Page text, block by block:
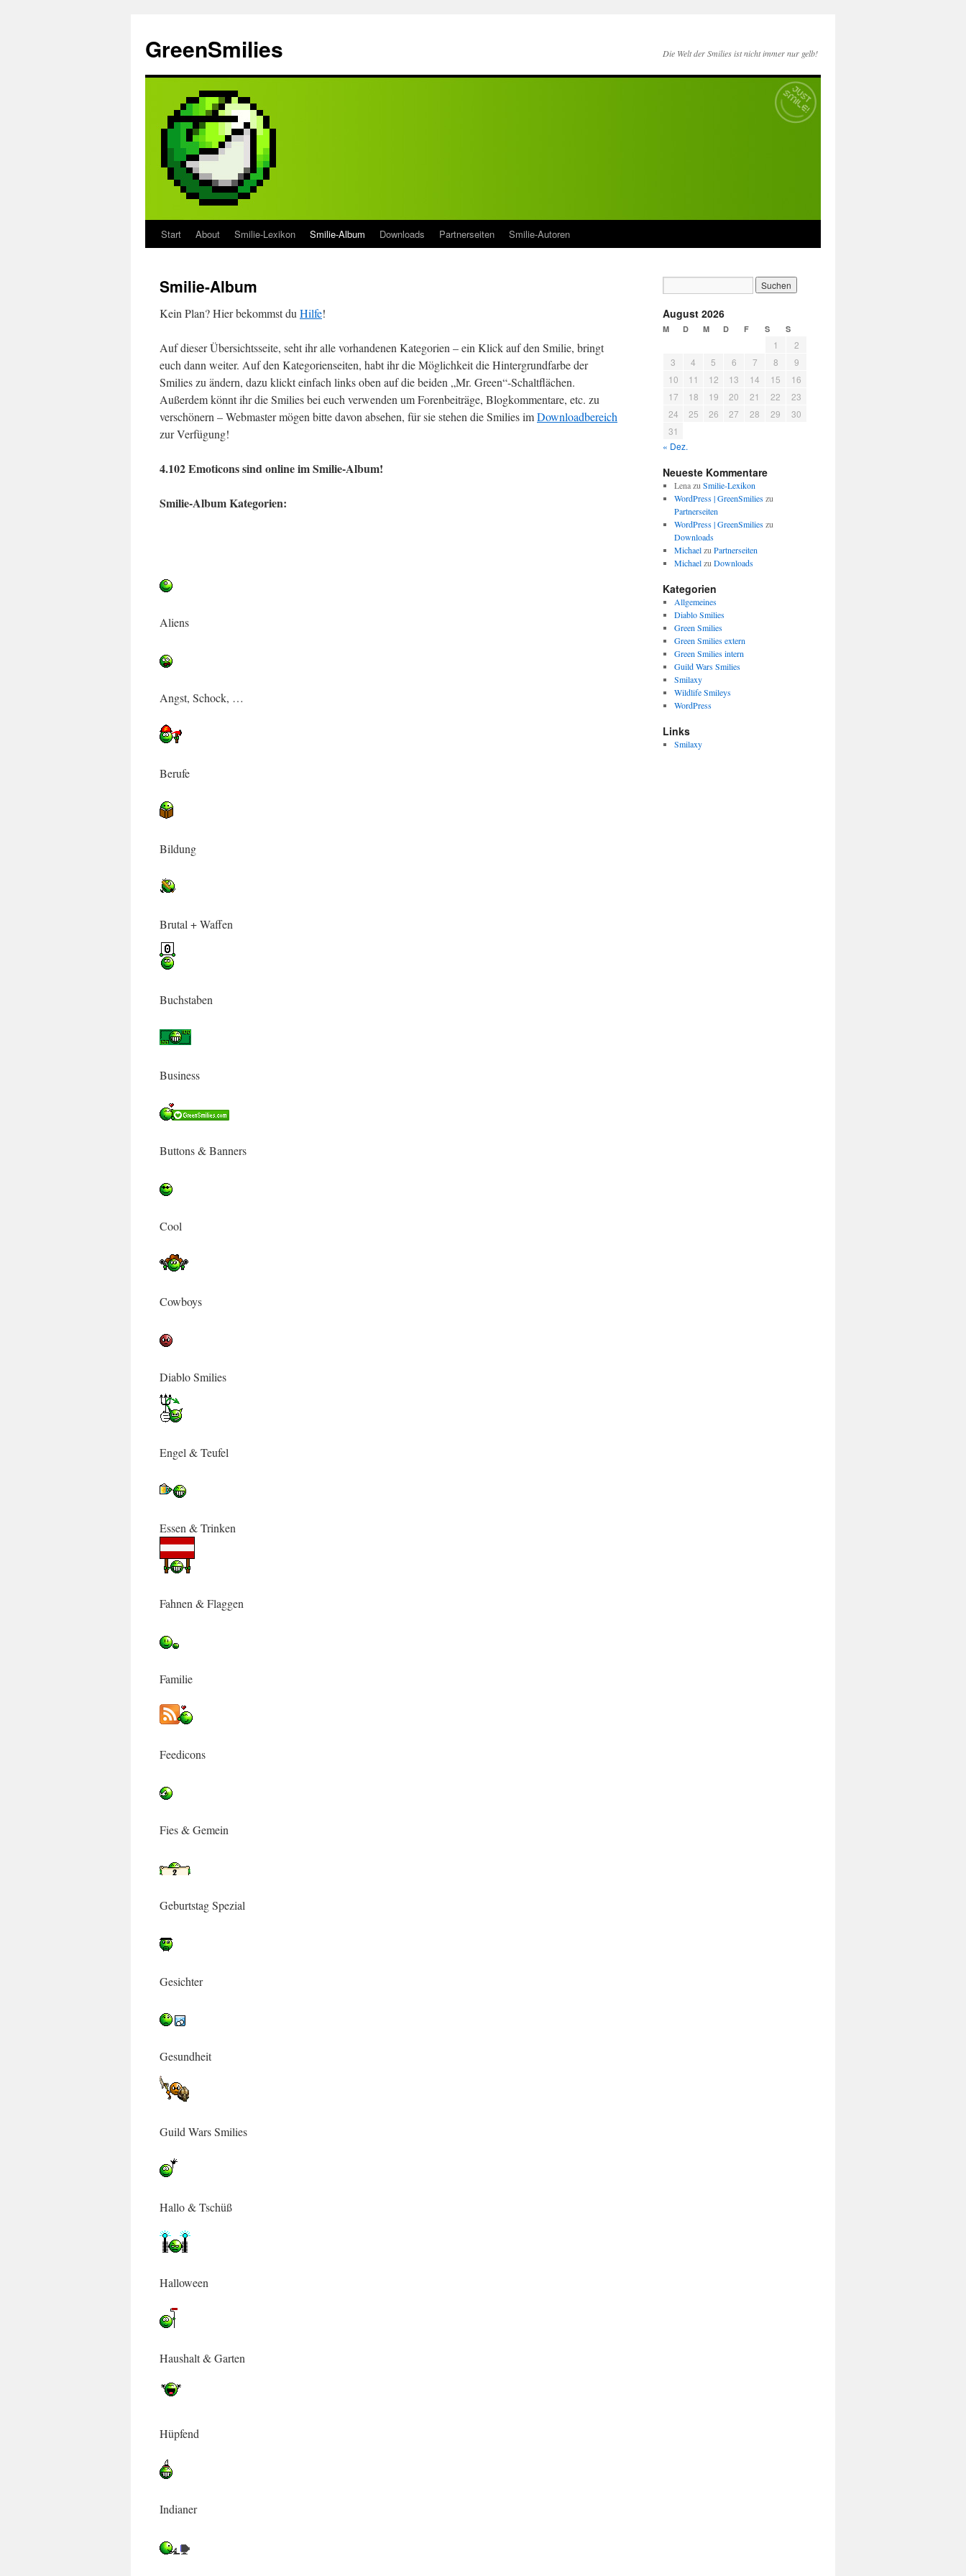
springen
GreenSmilies Die Welt der Smilies ist nicht immer nur gelb!
Start About Smilie-Lexikon Smilie-Album Downloads Partnerseiten Smilie-Autoren
Smilie-Album
Kein Plan? Hier bekommst du Hilfe!
Auf dieser Übersichtsseite, seht ihr alle vorhandenen Kategorien – ein Klick auf den Smilie, bringt
euch dann weiter. Auf den Kategorienseiten, habt ihr die Möglichkeit die Hintergrundfarbe der
Smilies zu ändern, dazu klickt einfach links oben auf die beiden „Mr. Green“-Schaltflächen.
Außerdem könnt ihr die Smilies bei euch verwenden um Forenbeiträge, Blogkommentare, etc. zu
verschönern – Webmaster mögen bitte davon absehen, für sie stehen die Smilies imDownloadbereich
zur Verfügung!
4.102 Emoticons sind online im Smilie-Album!
Smilie-Album Kategorien:
Aliens
Angst, Schock, …
Berufe
Bildung
Brutal + Waffen
Buchstaben
Business
Buttons & Banners
Cool
Cowboys
Diablo Smilies
Engel & Teufel
Essen & Trinken
Fahnen & Flaggen
Familie
Feedicons
Fies & Gemein
Geburtstag Spezial
Gesichter
Gesundheit
Guild Wars Smilies
Hallo & Tschüß
Halloween
Haushalt & Garten
Hüpfend
Indianer
August 2026
M D M D F S S
1
2
3
4 5 6 7 8
9
10
11 12 13 14 15
16
17
18 19 20 21 22
23
24
25 26 27 28 29
30
31
« Dez.
Neueste Kommentare
Lenazu Smilie-Lexikon
WordPress | GreenSmilieszu
Partnerseiten
WordPress | GreenSmilieszu
Downloads
Michaelzu Partnerseiten
Michaelzu Downloads
Kategorien
Allgemeines
Diablo Smilies
Green Smilies
Green Smilies extern
Green Smilies intern
Guild Wars Smilies
Smilaxy
Wildlife Smileys
WordPress
Links
Smilaxy